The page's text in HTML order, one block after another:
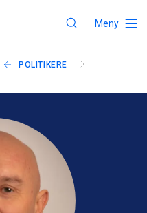
Meny
POLITIKERE